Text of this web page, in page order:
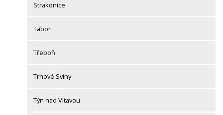
Strakonice
Tábor
Třeboň
Trhové Sviny
Týn nad Vltavou